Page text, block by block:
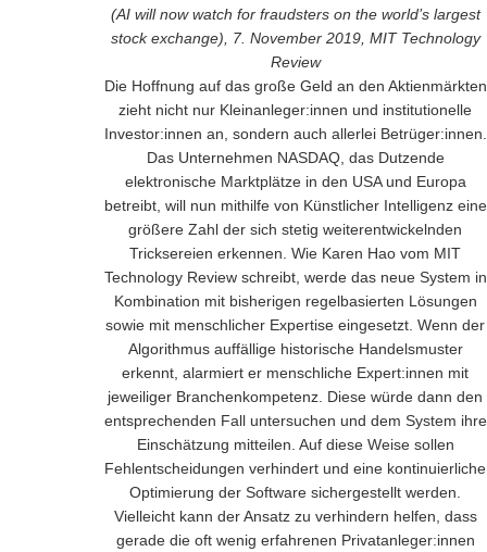
(AI will now watch for fraudsters on the world’s largest
stock exchange), 7. November 2019, MIT Technology
Review
Die Hoffnung auf das große Geld an den Aktienmärkten
zieht nicht nur Kleinanleger:innen und institutionelle
Investor:innen an, sondern auch allerlei Betrüger:innen.
Das Unternehmen NASDAQ, das Dutzende
elektronische Marktplätze in den USA und Europa
betreibt, will nun mithilfe von Künstlicher Intelligenz eine
größere Zahl der sich stetig weiterentwickelnden
Tricksereien erkennen. Wie Karen Hao vom MIT
Technology Review schreibt, werde das neue System in
Kombination mit bisherigen regelbasierten Lösungen
sowie mit menschlicher Expertise eingesetzt. Wenn der
Algorithmus auffällige historische Handelsmuster
erkennt, alarmiert er menschliche Expert:innen mit
jeweiliger Branchenkompetenz. Diese würde dann den
entsprechenden Fall untersuchen und dem System ihre
Einschätzung mitteilen. Auf diese Weise sollen
Fehlentscheidungen verhindert und eine kontinuierliche
Optimierung der Software sichergestellt werden.
Vielleicht kann der Ansatz zu verhindern helfen, dass
gerade die oft wenig erfahrenen Privatanleger:innen